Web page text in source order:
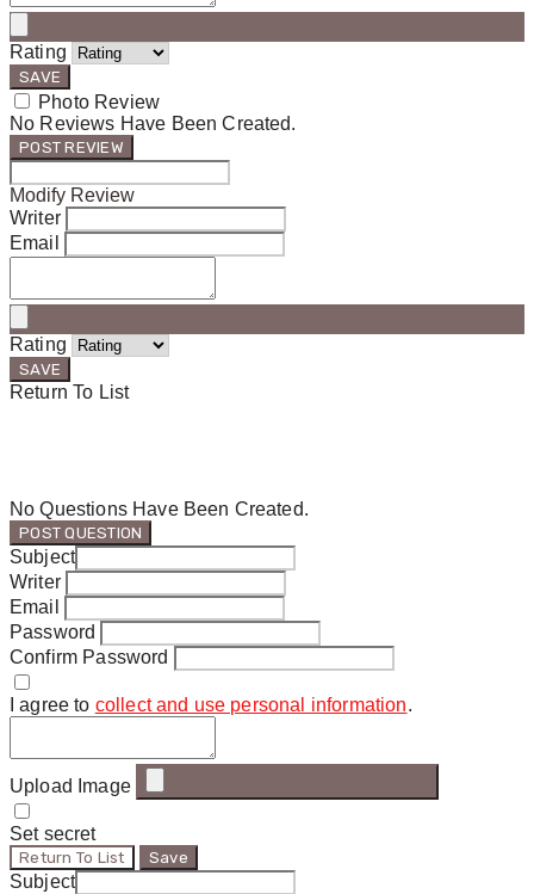
Rating
SAVE
Photo Review
No Reviews Have Been Created.
POST REVIEW
Modify Review
Writer
Email
Rating
SAVE
Return To List
No Questions Have Been Created.
POST QUESTION
Subject
Writer
Email
Password
Confirm Password
I agree to collect and use personal information.
Upload Image
Set secret
Return To List Save
Subject